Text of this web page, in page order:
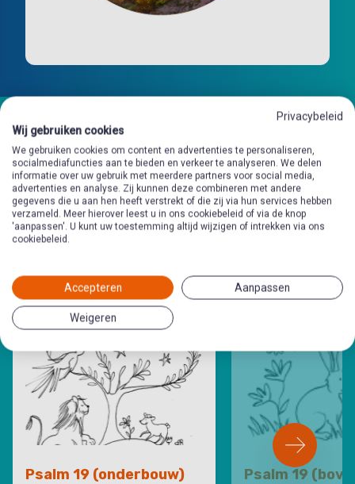
Andere
preekschrijfkaartenin deze
Psalm 19 (onderbouw) Psalm 19
Privacybeleid
Wij gebruiken cookies
We gebruiken cookies om content en advertenties te personaliseren,
socialmediafuncties aan te bieden en verkeer te analyseren. We delen
informatie over uw gebruik met meerdere partners voor social media,
advertenties en analyse. Zij kunnen deze combineren met andere
gegevens die u aan hen heeft verstrekt of die zij via hun services hebben
verzameld. Meer hierover leest u in ons cookiebeleid of via de knop
'aanpassen'. U kunt uw toestemming altijd wijzigen of intrekken via ons
cookiebeleid.
Accepteren Aanpassen
Weigeren